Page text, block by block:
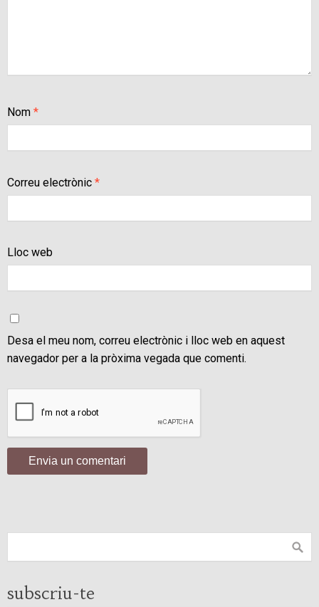
Nom *
Correu electrònic *
Lloc web
Desa el meu nom, correu electrònic i lloc web en aquest
navegador per a la pròxima vegada que comenti.
subscriu-te